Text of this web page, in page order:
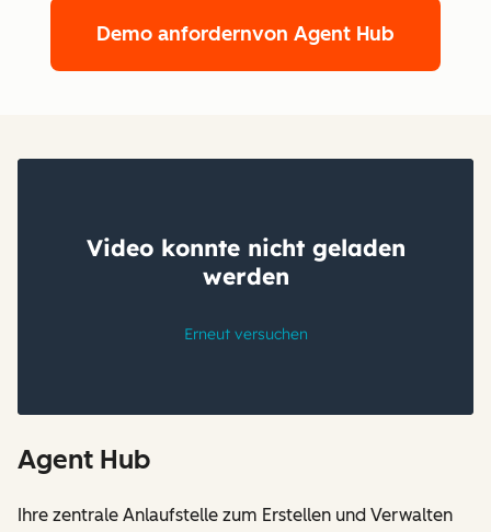
Demo anfordernvon Agent Hub
Agent Hub
Ihre zentrale Anlaufstelle zum Erstellen und Verwalten